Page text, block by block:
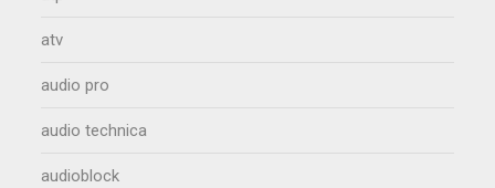
atv
audio pro
audio technica
audioblock